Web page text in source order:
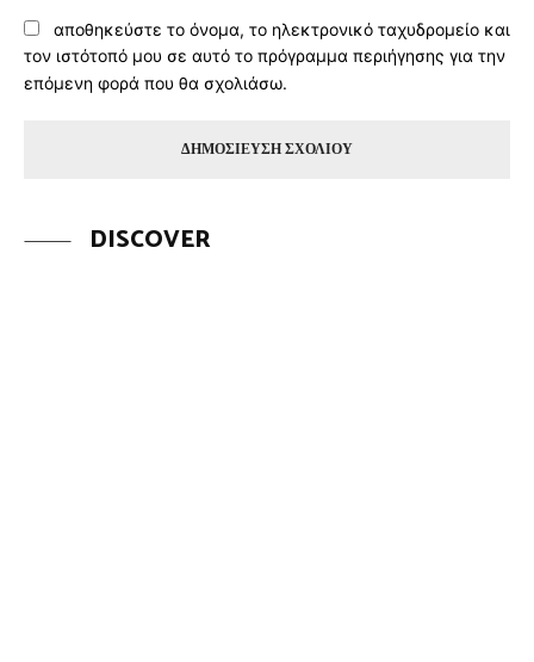
αποθηκεύστε το όνομα, το ηλεκτρονικό ταχυδρομείο και
τον ιστότοπό μου σε αυτό το πρόγραμμα περιήγησης για την
επόμενη φορά που θα σχολιάσω.
DISCOVER